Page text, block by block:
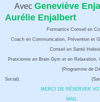
Avec Geneviève
Aurélie Enjalbert
Formatrice Conseil en
Coach en Communication, Prévention et
Conseil en Santé Holistique
Praticienne en Brain Gym et en Relaxation,
(Programme de
Social).
MERCI DE RÉSERVER
MAIL